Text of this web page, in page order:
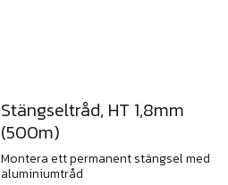
Stängseltråd, HT 1,8mm
(500m)
Montera ett permanent stängsel med
aluminiumtråd